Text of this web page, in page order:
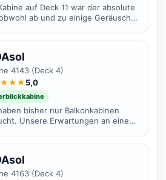
auf Deck 11 war der absolute
ab und zu einige Geräusche
4143 (Deck 4)
5,0
bisher nur Balkonkabinen
Unsere Erwartungen an eine
4163 (Deck 4)